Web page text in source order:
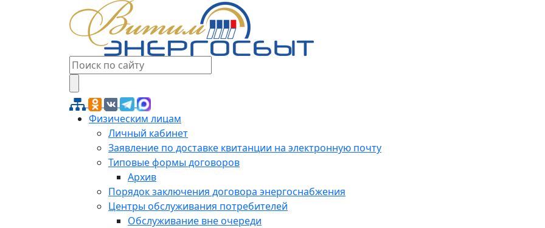
Физическим лицам
Личный кабинет
Заявление по доставке квитанции на электронную почту
Типовые формы договоров
Архив
Порядок заключения договора энергоснабжения
Центры обслуживания потребителей
Обслуживание вне очереди